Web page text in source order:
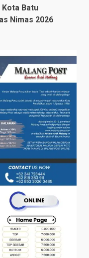
Batu
Nimas 2026